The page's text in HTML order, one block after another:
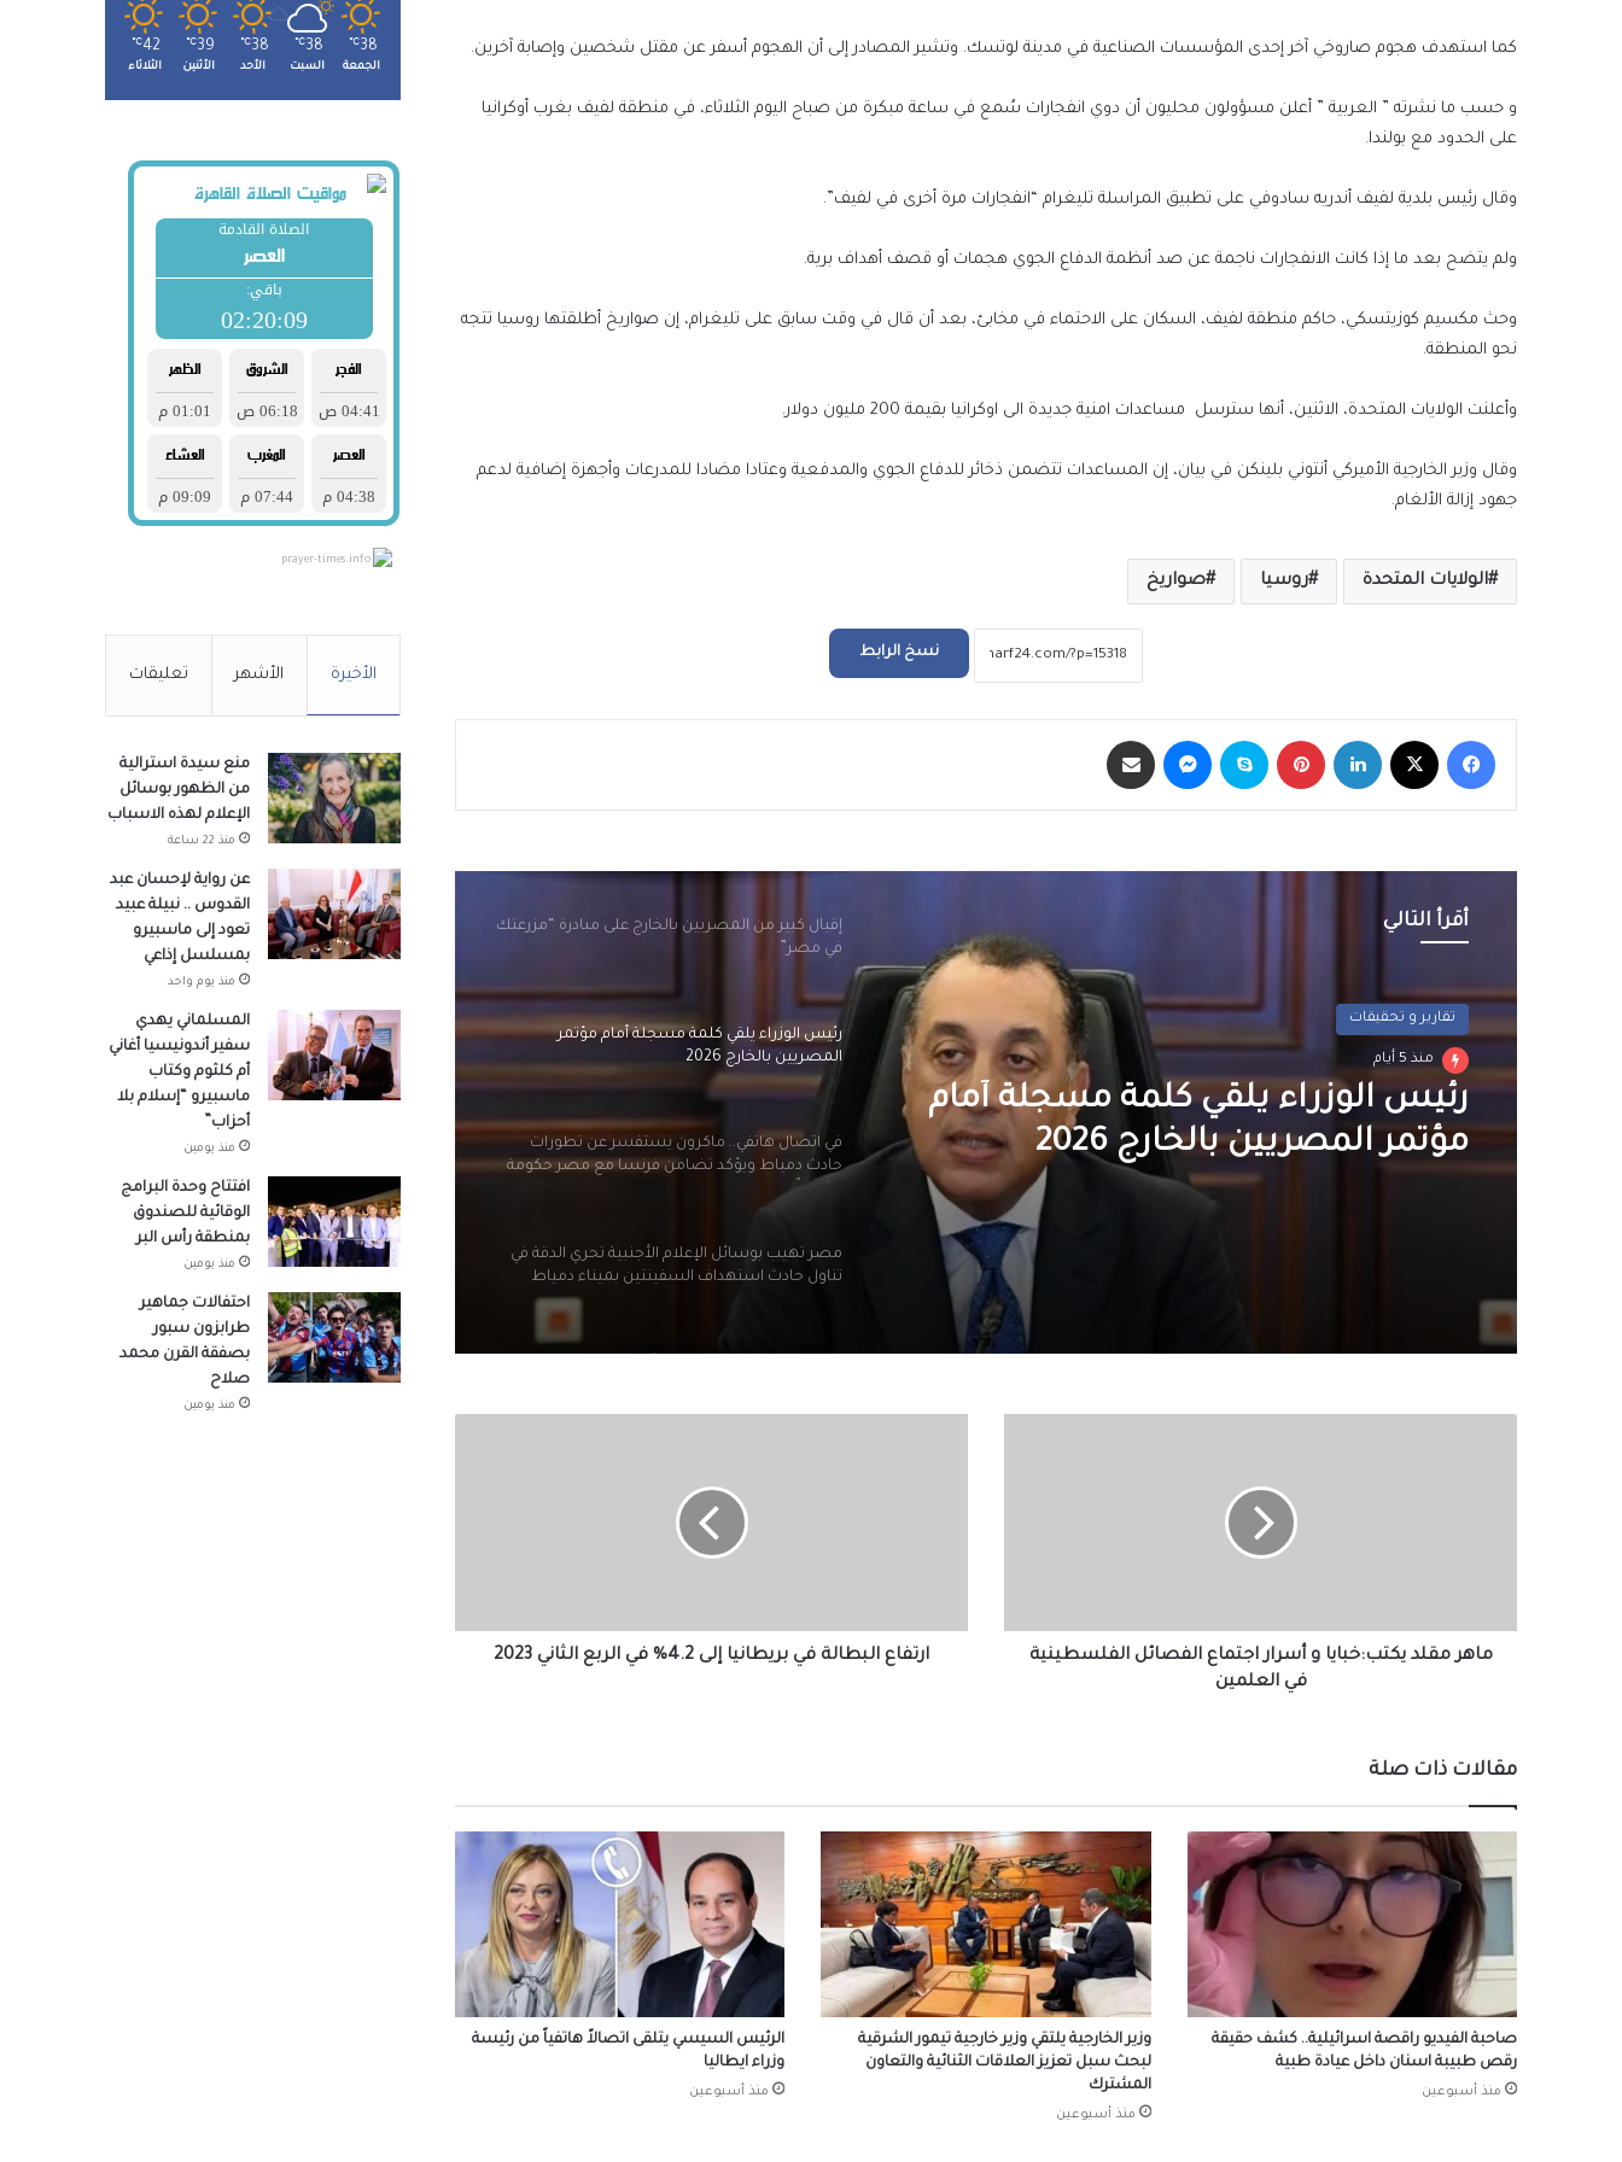
كما استهدف هجوم صاروخي آخر إحدى المؤسسات الصناعية في مدينة لوتسك. وتشير المصادر إلى أن الهجوم أسفر عن مقتل شخصين وإصابة آخرين.
و حسب ما نشرته ” العربية ” أعلن مسؤولون محليون أن دوي انفجارات سُمع في ساعة مبكرة من صباح اليوم الثلاثاء، في منطقة لفيف بغرب أوكرانيا
على الحدود مع بولندا.
وقال رئيس بلدية لفيف أندريه سادوفي على تطبيق المراسلة تليغرام “انفجارات مرة أخرى في لفيف”.
ولم يتضح بعد ما إذا كانت الانفجارات ناجمة عن صد أنظمة الدفاع الجوي هجمات أو قصف أهداف برية.
وحث مكسيم كوزيتسكي، حاكم منطقة لفيف، السكان على الاحتماء في مخابئ، بعد أن قال في وقت سابق على تليغرام، إن صواريخ أطلقتها روسيا تتجه
نحو المنطقة.
وأعلنت الولايات المتحدة، الاثنين، أنها سترسل مساعدات امنية جديدة الى اوكرانيا بقيمة 200 مليون دولار.
وقال وزير الخارجية الأميركي أنتوني بلينكن في بيان، إن المساعدات تتضمن ذخائر للدفاع الجوي والمدفعية وعتادا مضادا للمدرعات وأجهزة إضافية لدعم
جهود إزالة الألغام.
الولايات المتحدة روسيا صواريخ
نسخ الرابط
فيسبوك لينكدإن بينتيريست سكايب ماسنجر
أقرأ التالي
تقارير و تحقيقات
منذ 5 أيام
رئيس الوزراء يلقي كلمة مسجلة أمام
مؤتمر المصريين بالخارج 2026
بدولة ليبيا الشقيقة
إقبال كبير من المصريين بالخارج على مبادرة “مزرعتك
في مصر”
رئيس الوزراء يلقي كلمة مسجلة أمام مؤتمر
المصريين بالخارج 2026
في اتصال هاتفي.. ماكرون يستفسر عن تطورات
حادث دمياط ويؤكد تضامن فرنسا مع مصر حكومة
وشعباً
مصر تهيب بوسائل الإعلام الأجنبية تحري الدقة في
تناول حادث استهداف السفينتين بميناء دمياط
بدولة ليبيا الشقيقة
مصر تدين الاعتداءات التي استهدفت المملكة الأردنية
الهاشمية الشقيقة
إقبال كبير من المصريين بالخارج على مبادرة “مزرعتك
في مصر”
في
العلمين
ماهر مقلد يكتب:خبايا و أسرار اجتماع الفصائل الفلسطينية
في العلمين
الثاني
ارتفاع البطالة في بريطانيا إلى 4.2% في الربع الثاني 2023
مقالات ذات صلة
صاحبة الفيديو راقصة اسرائيلية.. كشف حقيقة
رقص طبيبة اسنان داخل عيادة طبية
منذ أسبوعين
وزير الخارجية يلتقي وزير خارجية تيمور الشرقية
لبحث سبل تعزيز العلاقات الثنائية والتعاون
المشترك
منذ أسبوعين
الرئيس السيسي يتلقى اتصالاً هاتفياً من رئيسة
وزراء ايطاليا
منذ أسبوعين
38
℃
الجمعة
38
℃
السبت
38
℃
الأحد
39
℃
الأثنين
42
℃
الثلاثاء
prayer-times.info
الأخيرة الأشهر تعليقات
منع سيدة استرالية
من الظهور بوسائل
الإعلام لهذه الاسباب
منذ 22 ساعة
عن رواية لإحسان عبد
القدوس .. نبيلة عبيد
تعود إلى ماسبيرو
بمسلسل إذاعي
منذ يوم واحد
المسلماني يهدي
سفير أندونيسيا أغاني
أم كلثوم وكتاب
ماسبيرو “إسلام بلا
أحزاب”
منذ يومين
افتتاح وحدة البرامج
الوقائية للصندوق
بمنطقة رأس البر
منذ يومين
احتفالات جماهير
طرابزون سبور
بصفقة القرن محمد
صلاح
منذ يومين